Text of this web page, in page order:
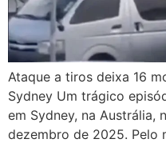
Ataque a tiros deixa 16
Sydney Um trágico
em Sydney, na Austrália,
dezembro de 2025. Pelo